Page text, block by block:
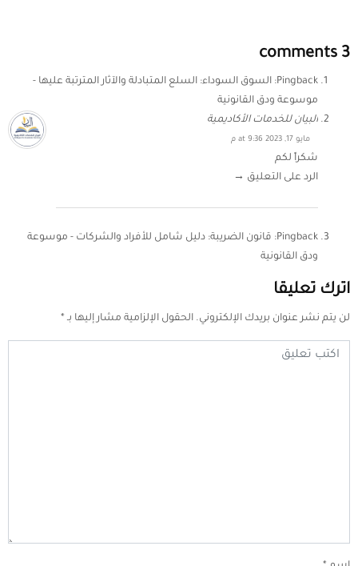
3 comments
Pingback: السوق السوداء: السلع المتبادلة والآثار المترتبة عليها -
موسوعة ودق القانونية
البيان للخدمات الأكاديمية
مايو 17, 2023 at 9:36 م
شكراً لكم
الرد على التعليق →
Pingback: قانون الضريبة: دليل شامل للأفراد والشركات - موسوعة
ودق القانونية
اترك تعليقا
لن يتم نشر عنوان بريدك الإلكتروني. الحقول الإلزامية مشار إليها بـ *